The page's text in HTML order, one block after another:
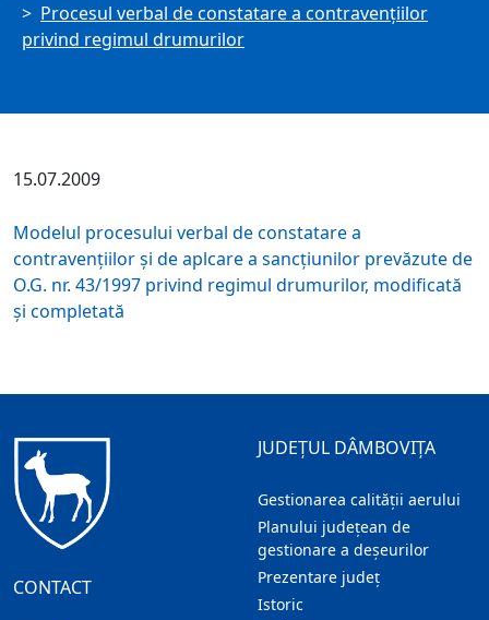
Procesul verbal de constatare a contravenţiilor
privind regimul drumurilor
15.07.2009
Modelul procesului verbal de constatare a
contravenţiilor şi de aplcare a sancţiunilor prevăzute de
O.G. nr. 43/1997 privind regimul drumurilor, modificată
şi completată
CONTACT
JUDEȚUL DÂMBOVIȚA
Gestionarea calității aerului
Planului județean de
gestionare a deșeurilor
Prezentare judeţ
Istoric